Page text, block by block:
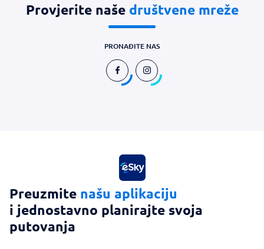
Provjerite naše društvene mreže
PRONAĐITE NAS
Preuzmite našu aplikaciju
i jednostavno planirajte svoja
putovanja